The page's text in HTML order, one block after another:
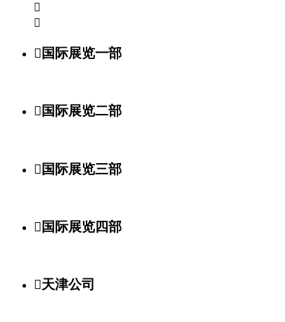


国际展览一部
国际展览二部
国际展览三部
国际展览四部
天津公司